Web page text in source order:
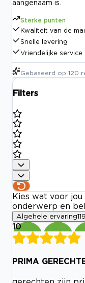
aangenaam is.
Sterke punten
Kwaliteit van de
Snelle levering
Vriendelijke service
Gebaseerd op 120
Filters
Kies wat voor
onderwerp en
Algehele ervaring119
10
PRIMA